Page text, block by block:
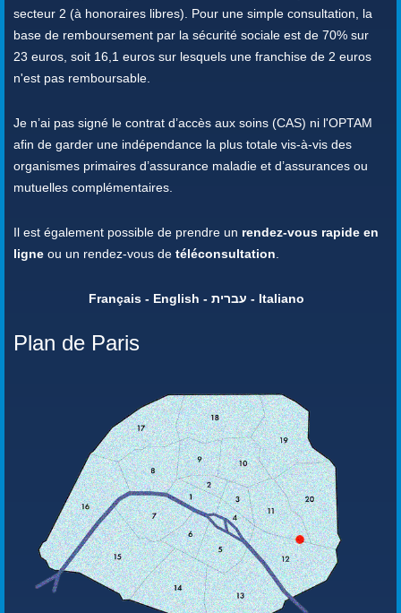
secteur 2 (à honoraires libres). Pour une simple consultation, la
base de remboursement par la sécurité sociale est de 70% sur
23 euros, soit 16,1 euros sur lesquels une franchise de 2 euros
n'est pas remboursable.
Je n’ai pas signé le contrat d’accès aux soins (CAS) ni l'OPTAM
afin de garder une indépendance la plus totale vis-à-vis des
organismes primaires d’assurance maladie et d’assurances ou
mutuelles complémentaires.
Il est également possible de prendre un rendez-vous rapide en
ligne ou un rendez-vous de téléconsultation
Français - English - עברית - Italiano
Plan de Paris